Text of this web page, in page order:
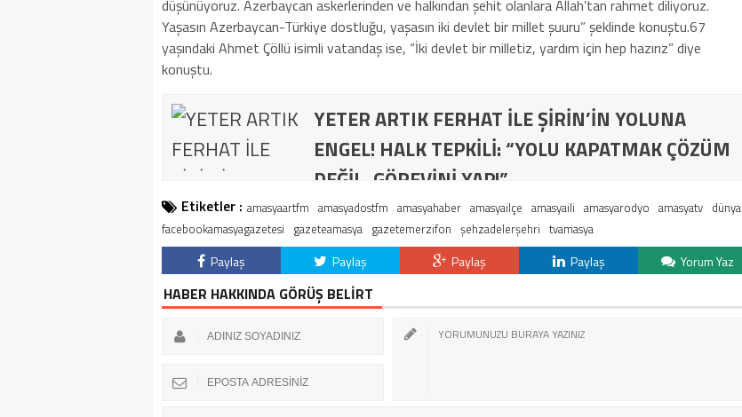
düşünüyoruz. Azerbaycan askerlerinden ve halkından şehit olanlara Allah’tan rahmet diliyoruz.
Yaşasın Azerbaycan-Türkiye dostluğu, yaşasın iki devlet bir millet şuuru” şeklinde konuştu.67
yaşındaki Ahmet Çöllü isimli vatandaş ise, “İki devlet bir milletiz, yardım için hep hazırız” diye
konuştu.
YETER ARTIK FERHAT İLE ŞİRİN’İN YOLUNA
ENGEL! HALK TEPKİLİ: “YOLU KAPATMAK ÇÖZÜM
DEĞİL, GÖREVİNİ YAP!”
Etiketler : amasyaartfm amasyadostfm amasyahaber amasyailçe amasyaili amasyarodyo amasyatv dünya
facebookamasyagazetesi gazeteamasya gazetemerzifon şehzadelerşehri tvamasya
Paylaş Paylaş Paylaş Paylaş Yorum Yaz
HABER HAKKINDA GÖRÜŞ BELİRT